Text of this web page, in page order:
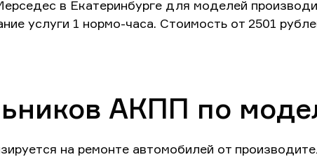
в Екатеринбурге для моделей
услуги 1 нормо-часа. Стоимость от 2501
АКПП по
на ремонте автомобилей от